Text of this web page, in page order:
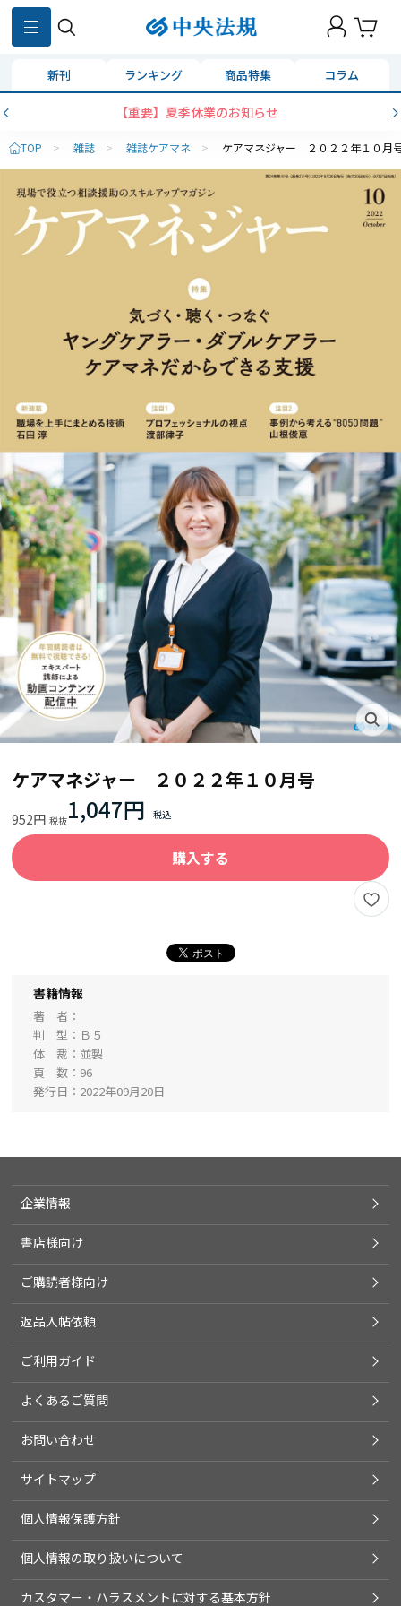
新刊 ランキング 商品特集 コラム
【重要】夏季休業のお知らせ
TOP > 雑誌 > 雑誌ケアマネ > ケアマネジャー ２０２２年１０月
ケアマネジャー ２０２２年１０月号
952円 1,047円
購入する
書籍情報
著 者
判 型
Ｂ５
体 裁
並製
頁 数
96
発行日
2022年09月20日
企業情報
書店様向け
ご購読者様向け
返品入帖依頼
ご利用ガイド
よくあるご質問
お問い合わせ
サイトマップ
個人情報保護方針
個人情報の取り扱いについて
カスタマー・ハラスメントに対する基本方針